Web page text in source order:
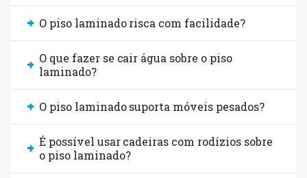
O piso laminado risca com facilidade?
O que fazer se cair água sobre o piso
laminado?
O piso laminado suporta móveis pesados?
É possível usar cadeiras com rodízios sobre
o piso laminado?